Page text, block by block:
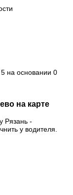
на основании 0
на карте
Рязань -
у водителя.